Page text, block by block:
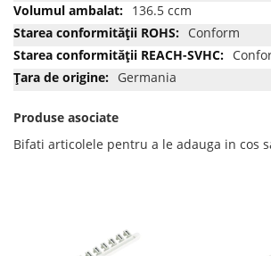
136.5 ccm
Conform
Germania
Produse asociate
Bifati articolele pentru a le adauga in cos